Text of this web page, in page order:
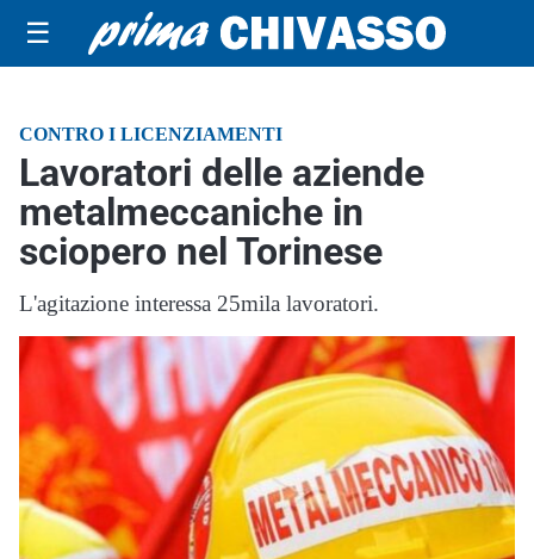
☰
CONTRO I LICENZIAMENTI
Lavoratori delle aziende
metalmeccaniche in
sciopero nel Torinese
L'agitazione interessa 25mila lavoratori.